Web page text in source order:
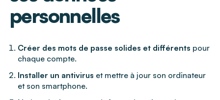
personnelles
Créer des mots de passe solides et différents pour
chaque compte.
Installer un antivirus et mettre à jour son ordinateur
et son smartphone.